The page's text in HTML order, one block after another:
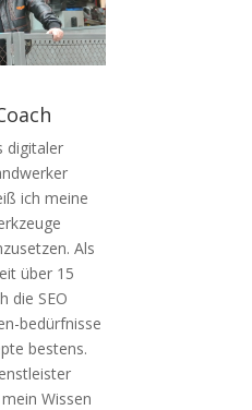
digitaler
ich meine
Als
über 15
die SEO
bedürfnisse
bestens.
Wissen